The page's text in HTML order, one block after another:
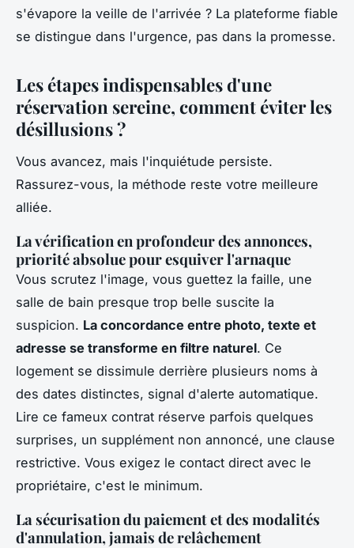
s'évapore la veille de l'arrivée ? La plateforme fiable
se distingue dans l'urgence, pas dans la promesse.
Les étapes indispensables d'une
réservation sereine, comment éviter les
désillusions ?
Vous avancez, mais l'inquiétude persiste.
Rassurez-vous, la méthode reste votre meilleure
alliée.
La vérification en profondeur des annonces,
priorité absolue pour esquiver l'arnaque
Vous scrutez l'image, vous guettez la faille, une
salle de bain presque trop belle suscite la
suspicion. La concordance entre photo, texte et
adresse se transforme en filtre naturel. Ce
logement se dissimule derrière plusieurs noms à
des dates distinctes, signal d'alerte automatique.
Lire ce fameux contrat réserve parfois quelques
surprises, un supplément non annoncé, une clause
restrictive. Vous exigez le contact direct avec le
propriétaire, c'est le minimum.
La sécurisation du paiement et des modalités
d'annulation, jamais de relâchement